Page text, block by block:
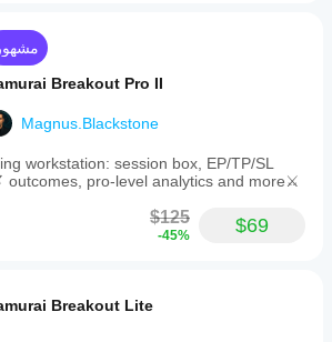
مشهور
Breakout Pro II
Magnus.Blackstone
workstation: session box, EP/TP/SL
pro-level analytics and more⚔️
$125
-45% $69
Breakout Lite